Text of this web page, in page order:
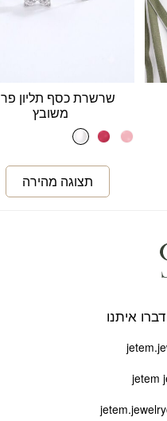
שרשרת כסף תליון
משובץ
איתנו
jetem